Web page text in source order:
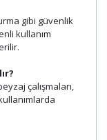
gibi güvenlik
kullanım
çalışmaları,